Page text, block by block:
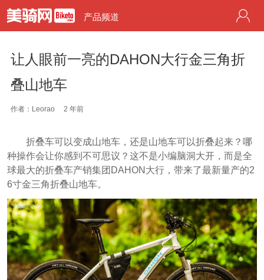
产品频道
让人眼前一亮的DAHON大行金三角折
叠山地车
作者：Leorao 2 年前
折叠车可以变成山地车，还是山地车可以折叠起来？哪
种操作会让你感到不可思议？这不是小编脑洞大开，而是全
球最大的折叠车产销集团DAHON大行，带来了最新量产的2
6寸金三角折叠山地车。